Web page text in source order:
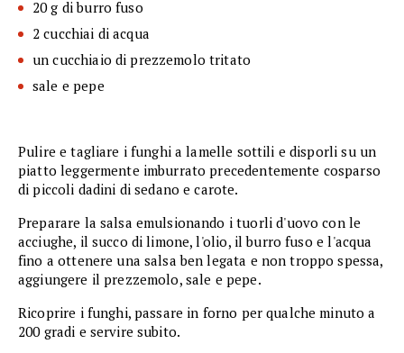
20 g di burro fuso
2 cucchiai di acqua
un cucchiaio di prezzemolo tritato
sale e pepe
Pulire e tagliare i funghi a lamelle sottili e disporli su un
piatto leggermente imburrato precedentemente cosparso
di piccoli dadini di sedano e carote.
Preparare la salsa emulsionando i tuorli d'uovo con le
acciughe, il succo di limone, l'olio, il burro fuso e l'acqua
fino a ottenere una salsa ben legata e non troppo spessa,
aggiungere il prezzemolo, sale e pepe.
Ricoprire i funghi, passare in forno per qualche minuto a
200 gradi e servire subito.